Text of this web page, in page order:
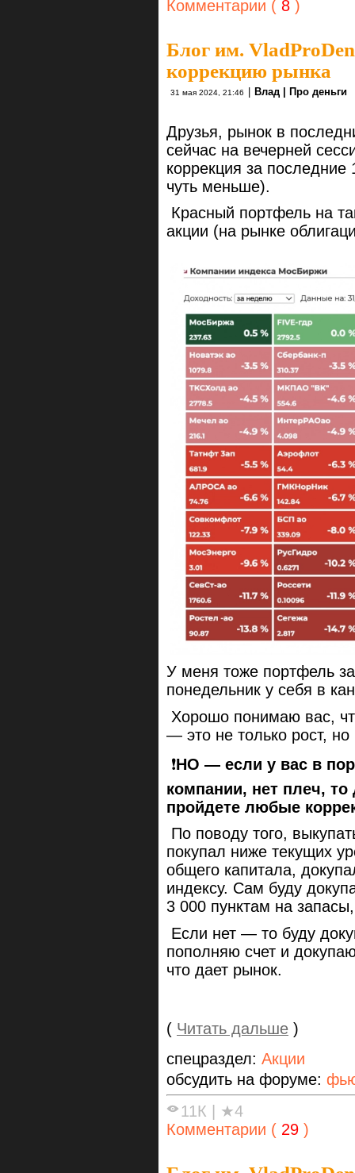
Комментарии ( 8 )
Блог им.
коррекцию рынка
31 мая 2024, 21:46 Влад | Про деньги
Друзья, рынок в
сейчас на вечерней
коррекция за
чуть меньше).
Красный портфель на
акции (на рынке
У меня тоже портфель
понедельник у себя в
Хорошо понимаю вас,
— это не только рост,
❗️НО — если у вас в
компании, нет плеч,
пройдете любые
По поводу того,
покупал ниже текущих
общего капитала,
индексу. Сам буду
3 000 пунктам на
Если нет — то буду
пополняю счет и
что дает рынок.
( Читать дальше )
спецраздел: Акции
обсудить на форуме:
11К
★4
Комментарии ( 29 )